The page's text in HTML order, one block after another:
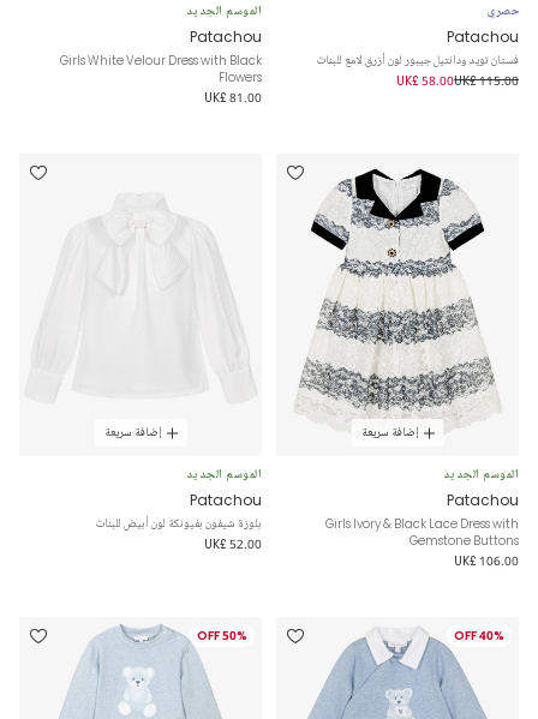
حصري
Patachou
فستان تويد ودانتيل جيبور لون أزرق لامع للبنات
UK£ 115.00
UK£ 58.00
الموسم الجديد
Patachou
Girls White Velour Dress with Black
Flowers
UK£ 81.00
إضافة سريعة
الموسم الجديد
Patachou
Girls Ivory & Black Lace Dress with
Gemstone Buttons
UK£ 106.00
إضافة سريعة
الموسم الجديد
Patachou
بلوزة شيفون بفيونكة لون أبيض للبنات
UK£ 52.00
40% OFF
50% OFF